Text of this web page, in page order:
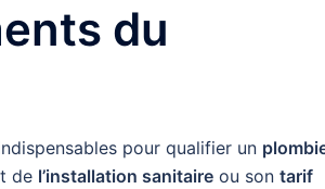
du
pour qualifier un
de l’installation sanitaire ou son tarif